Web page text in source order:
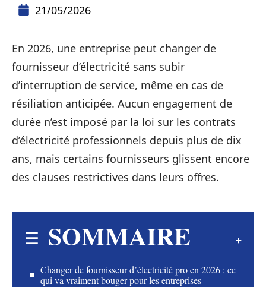
21/05/2026
En 2026, une entreprise peut changer de
fournisseur d’électricité sans subir
d’interruption de service, même en cas de
résiliation anticipée. Aucun engagement de
durée n’est imposé par la loi sur les contrats
d’électricité professionnels depuis plus de dix
ans, mais certains fournisseurs glissent encore
des clauses restrictives dans leurs offres.
SOMMAIRE
Changer de fournisseur d’électricité pro en 2026 : ce
qui va vraiment bouger pour les entreprises